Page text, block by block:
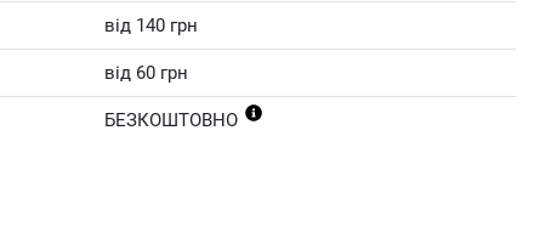
від 140 грн
від 60 грн
БЕЗКОШТОВНО